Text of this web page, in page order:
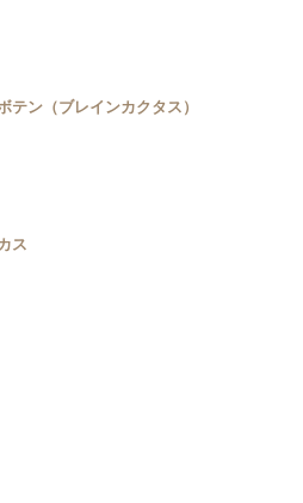
テン（ブレインカクタス）
ス